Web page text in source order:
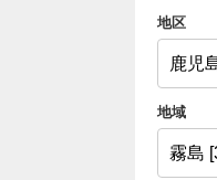
地区
地域